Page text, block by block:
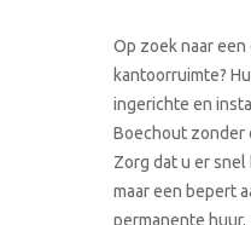
Op zoek naar
kantoorruimte?
ingerichte en
Boechout zonder
Zorg dat u er
maar een bepert
permanente huur.